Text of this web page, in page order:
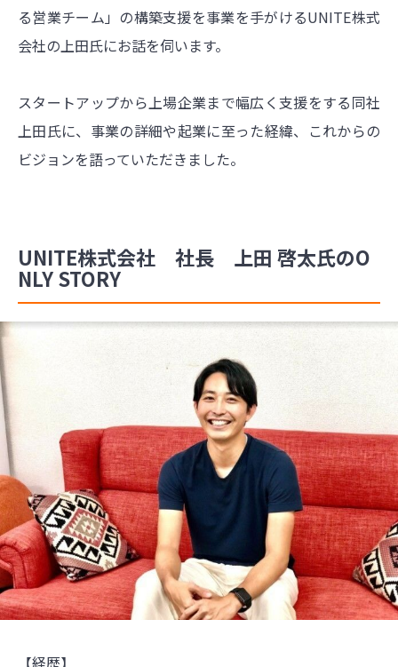
る営業チーム」の構築支援を事業を手がけるUNITE株式
会社の上田氏にお話を伺います。
スタートアップから上場企業まで幅広く支援をする同社
上田氏に、事業の詳細や起業に至った経緯、これからの
ビジョンを語っていただきました。
UNITE株式会社 社長 上田 啓太氏のO
NLY STORY
【経歴】